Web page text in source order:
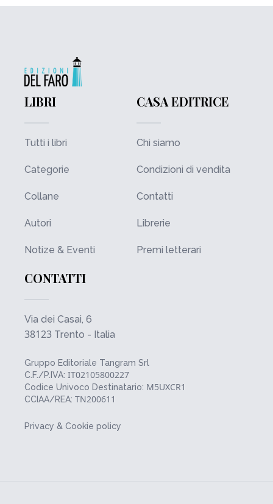
LIBRI
Tutti i libri
Categorie
Collane
Autori
Notize & Eventi
CASA EDITRICE
Chi siamo
Condizioni di vendita
Contatti
Librerie
Premi letterari
CONTATTI
Via dei Casai, 6
38123 Trento - Italia
Gruppo Editoriale Tangram Srl
C.F./P.IVA: IT02105800227
Codice Univoco Destinatario: M5UXCR1
CCIAA/REA: TN200611
Privacy & Cookie policy